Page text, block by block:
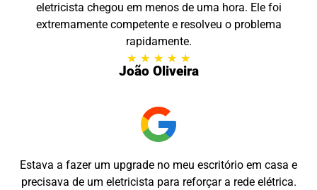
eletricista chegou em menos de uma hora. Ele foi
extremamente competente e resolveu o problema
rapidamente.
★ ★ ★ ★ ★
João Oliveira
Estava a fazer um upgrade no meu escritório em casa e
precisava de um eletricista para reforçar a rede elétrica.